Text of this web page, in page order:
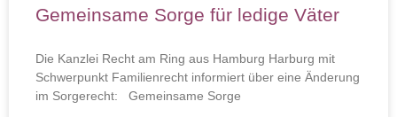
Gemeinsame Sorge für ledige Väter
Die Kanzlei Recht am Ring aus Hamburg Harburg mit
Schwerpunkt Familienrecht informiert über eine Änderung
im Sorgerecht: Gemeinsame Sorge